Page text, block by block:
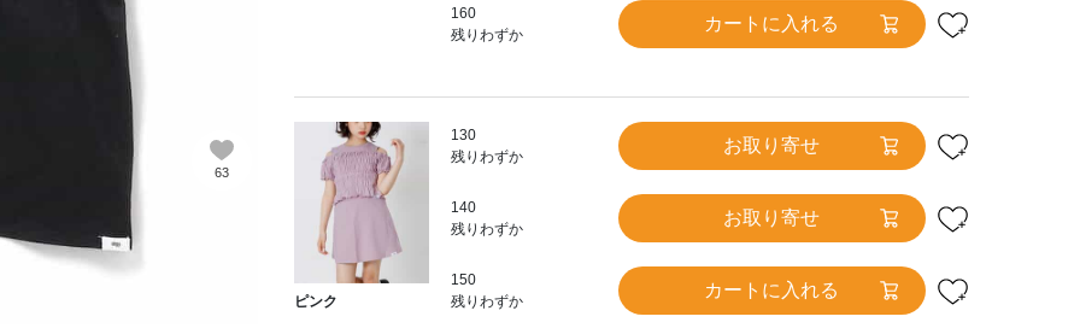
63
160
残りわずか
カートに入れる
ピンク
130
残りわずか
お取り寄せ
140
残りわずか
お取り寄せ
150
残りわずか
カートに入れる